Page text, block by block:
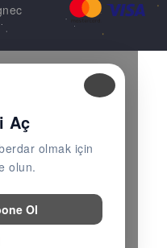
Aç
olmak için
olun.
Ol